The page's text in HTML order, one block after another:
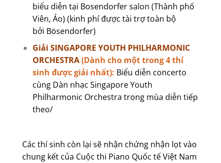
biểu diễn tại Bosendorfer salon (Thành phố
Viên, Áo) (kinh phí được tài trợ toàn bộ
bởi Bösendorfer)
Giải SINGAPORE YOUTH PHILHARMONIC
ORCHESTRA(Dành cho một trong 4 thí
sinh được giải nhất): Biểu diễn concerto
cùng Dàn nhạc Singapore Youth
Philharmonic Orchestra trong mùa diễn tiếp
theo/
Các thí sinh còn lại sẽ nhận chứng nhận lọt vào
chung kết của Cuộc thi Piano Quốc tế Việt Nam